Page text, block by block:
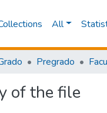
All
Pregrado
of the file